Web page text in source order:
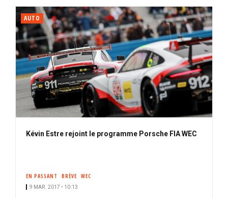
AUTO
Kévin Estre rejoint le programme Porsche FIA WEC
EN PASSANT BRÈVE WEC
9 MAR. 2017 • 10:13